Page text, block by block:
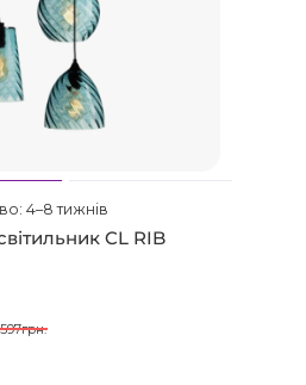
4–8 тижнів
CL RIB